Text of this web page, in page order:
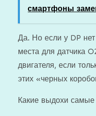
смартфоны
Да. Но если у DP нет
места для датчика
двигателя, если
этих «черных
Какие выдохи самые